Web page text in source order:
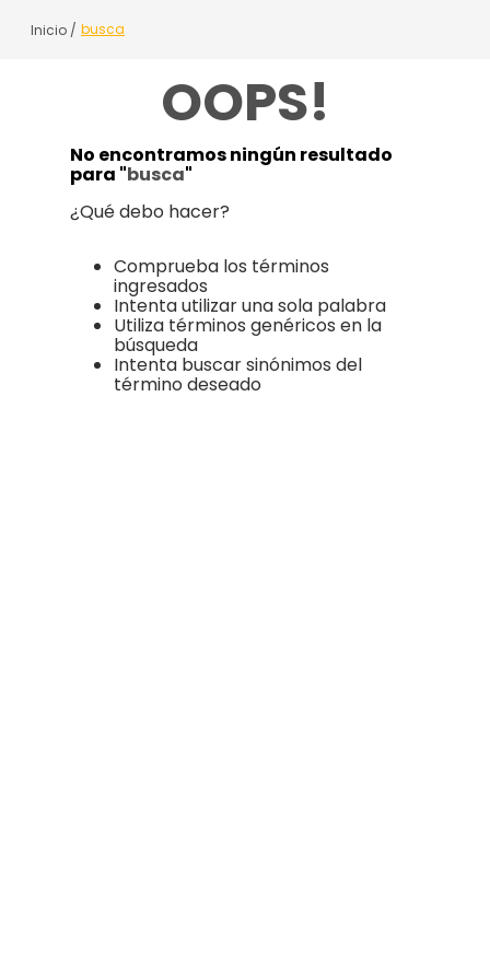
busca
OOPS!
No encontramos ningún resultado
para "busca"
¿Qué debo hacer?
Comprueba los términos
ingresados
Intenta utilizar una sola palabra
Utiliza términos genéricos en la
búsqueda
Intenta buscar sinónimos del
término deseado